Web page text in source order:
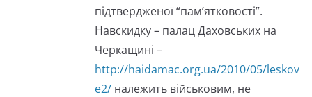
підтвердженої “пам’ятковості”.
Навскидку – палац Даховських на
Черкащині –
http://haidamac.org.ua/2010/05/leskov
e2/ належить військовим, не